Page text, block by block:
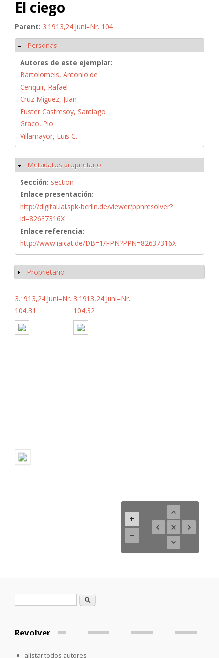
El ciego
Parent: 3.1913,24.Juni=Nr. 104
Ocultar
Personas
Autores de este ejemplar:
Bartolomeis, Antonio de
Cenquir, Rafael
Cruz Míguez, Juan
Fuster Castresoy, Santiago
Graco, Pio
Villamayor, Luis C.
Ocultar
Metadatos proprietario
Sección: section
Enlace presentación:
http://digital.iai.spk-berlin.de/viewer/ppnresolver?
id=82637316X
Enlace referencia:
http://www.iaicat.de/DB=1/PPN?PPN=82637316X
Mostrar
Proprietario
3.1913,24.Juni=Nr.
104,31
3.1913,24.Juni=Nr.
104,32
Formulario de búsqueda
Buscar
Revolver
alistar todos autores